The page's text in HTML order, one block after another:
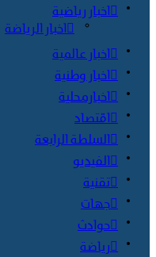
اخبار رياضية
اخبار الرياضة
اخبار عالمية
اخبار وطنية
اخبارمحلية
اقتصاد
السلطة الرابعة
الفيديو
تقنية
جهات
حوادث
رياضة